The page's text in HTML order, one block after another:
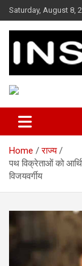
Skip
to
content
Saturday, August 8,
Indian
Home
राज्य
पथ विक्रेताओं को
विजयवर्गीय